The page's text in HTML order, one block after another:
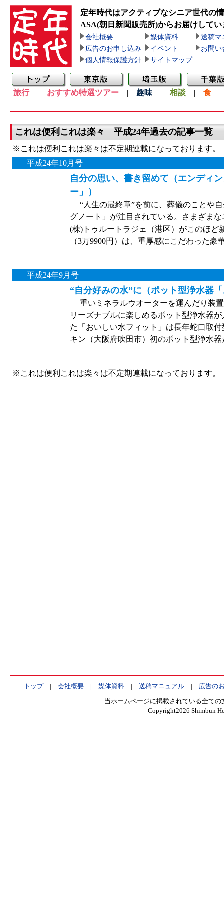
定年時代はアクティブなシニア世代の
ASA(朝日新聞販売所)からお届けしてい
会社概要 媒体資料
送稿マ
広告のお申し込み
イベント
お問い
個人情報保護方針
サイトマップ
旅行| おすすめ特選ツアー | 趣味 | 相談 | 食
これは便利これは楽々 平成24年過去の記事一覧
※これは便利これは楽々は不定期連載になっております。
平成24年10月号
自分の思い、書き留めて（エンディ
ー」）
“人生の最終章”を前に、葬儀のことや
グノート」が注目されている。さまざま
(株)トゥルートラジェ（港区）がこのほど
（3万9900円）は、重厚感にこだわった
平成24年9月号
“自分好みの水”に（ポット型浄水器
重いミネラルウオーターを運んだり装
リーズナブルに楽しめるポット型浄水器
た「おいしい水フィット」は長年蛇口取
キン（大阪府吹田市）初のポット型浄水器
※これは便利これは楽々は不定期連載になっております。
トップ| 会社概要| 媒体資料| 送稿マニュアル| 広告の
当ホームページに掲載されている全て
Copyright2026 Shimbun